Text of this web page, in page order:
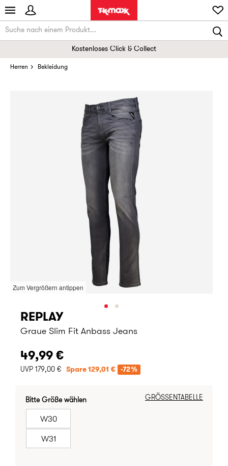
Kostenloses Click & Collect
Herren Bekleidung
Zum Vergrößern antippen
REPLAY
Graue Slim Fit Anbass Jeans
49,99 €
UVP 179,00 € Spare 129,01 € -72%
GRÖSSENTABELLE
Bitte Größe wählen
W30
W31